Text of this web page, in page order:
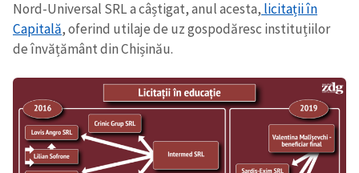
Nord-Universal SRL a câștigat, anul acesta, licitații în
Capitală, oferind utilaje de uz gospodăresc instituțiilor
de învățământ din Chișinău.
Telefon
+ Telefon personal
Am citit și sunt de
confidențialitate.
TRIMITE ȘTIREA